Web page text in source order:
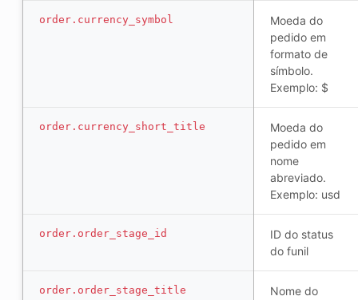
order.currency_symbol
Moeda do
pedido em
formato de
símbolo.
Exemplo: $
order.currency_short_title
Moeda do
pedido em
nome
abreviado.
Exemplo: usd
order.order_stage_id
ID do status
do funil
order.order_stage_title Nome do